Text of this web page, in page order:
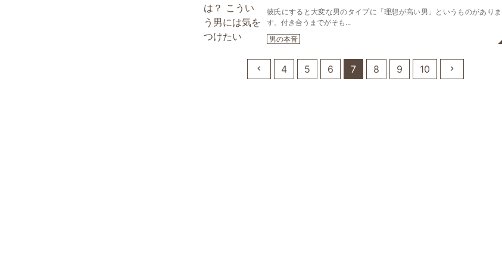
彼氏にすると大変な男のタイプに「理想が高い男」というものがありま
す。付き合うまでがそも...
男の本音
4 5 6 7 8 9 10